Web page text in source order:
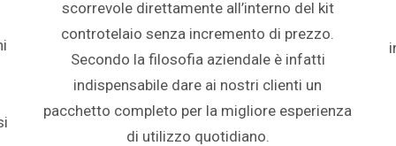
scorrevole direttamente all’interno del kit
controtelaio senza incremento di prezzo.
Secondo la filosofia aziendale è infatti
indispensabile dare ai nostri clienti un
pacchetto completo per la migliore esperienza
di utilizzo quotidiano.